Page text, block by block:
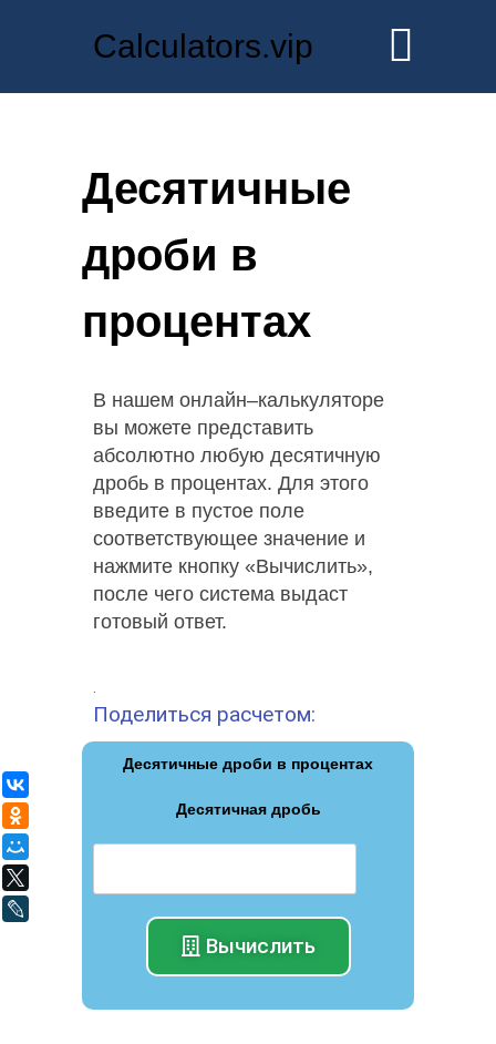
Calculators.vip
Десятичные
дроби в
процентах
В нашем онлайн–калькуляторе
вы можете представить
абсолютно любую десятичную
дробь в процентах. Для этого
введите в пустое поле
соответствующее значение и
нажмите кнопку «Вычислить»,
после чего система выдаст
готовый ответ.
Поделиться расчетом:
Десятичные дроби в процентах
Десятичная дробь
Вычислить
Мой Мир